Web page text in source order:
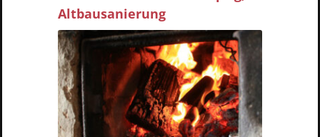
Altbausanierung